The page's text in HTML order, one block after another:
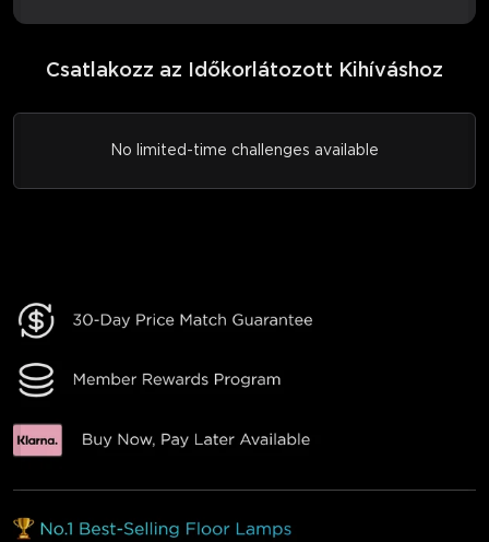
Csatlakozz az Időkorlátozott Kihíváshoz
No limited-time challenges available